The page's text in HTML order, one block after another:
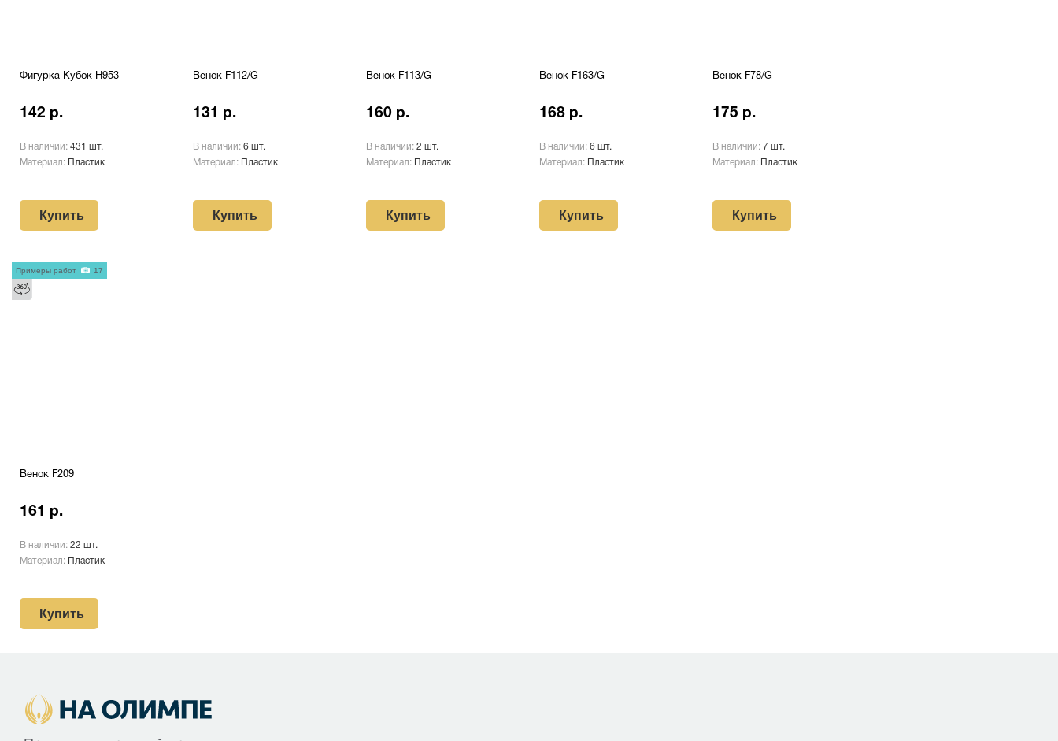
Фигурка Кубок H953
142 р.
В наличии: 431 шт.
Материал:
Пластик
Купить
Венок F112/G
131 р.
В наличии: 6 шт.
Материал:
Пластик
Купить
Венок F113/G
160 р.
В наличии: 2 шт.
Материал:
Пластик
Купить
Венок F163/G
168 р.
В наличии: 6 шт.
Материал:
Пластик
Купить
Венок F78/G
175 р.
В наличии: 7 шт.
Материал:
Пластик
Купить
Венок F209
161 р.
В наличии: 22 шт.
Материал:
Пластик
Купить
Примеры работ 17